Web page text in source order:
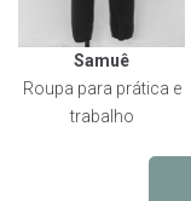
Samuê
Roupa para prática e
trabalho